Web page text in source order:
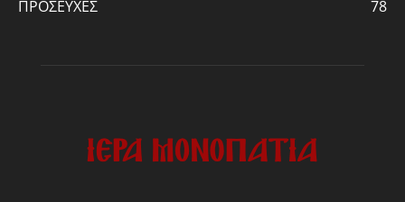
ΠΡΟΣΕΥΧΕΣ
78